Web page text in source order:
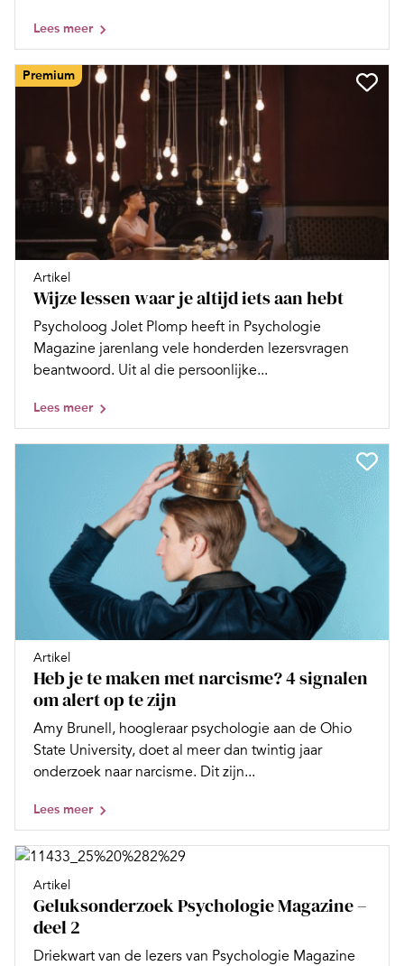
Lees meer
Premium
Artikel
Wijze lessen waar je altijd iets aan hebt
Psycholoog Jolet Plomp heeft in Psychologie
Magazine jarenlang vele honderden lezersvragen
beantwoord. Uit al die persoonlijke...
Lees meer
Artikel
Heb je te maken met narcisme? 4 signalen
om alert op te zijn
Amy Brunell, hoogleraar psychologie aan de Ohio
State University, doet al meer dan twintig jaar
onderzoek naar narcisme. Dit zijn...
Lees meer
Artikel
Geluksonderzoek Psychologie Magazine –
deel 2
Driekwart van de lezers van Psychologie Magazine